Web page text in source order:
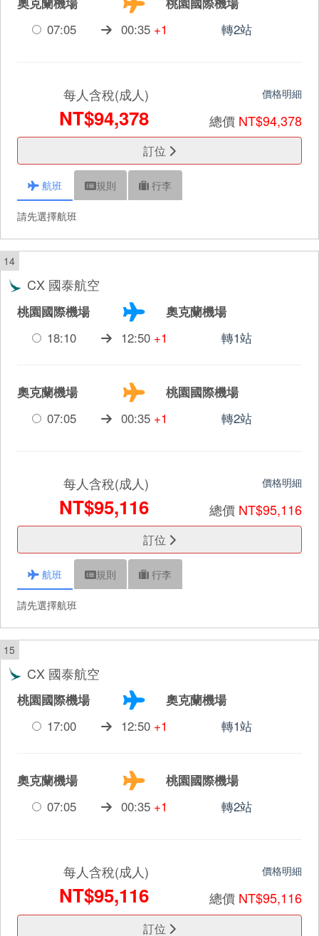
07:05
00:35 +1 轉2站
每人含稅(成人)
NT$94,378
價格明細
總價 NT$94,378
訂位
航班 規則 行李
請先選擇航班
14
CX 國泰航空
桃園國際機場
奧克蘭機場
18:10
12:50 +1 轉1站
奧克蘭機場
桃園國際機場
07:05
00:35 +1 轉2站
每人含稅(成人)
NT$95,116
價格明細
總價 NT$95,116
訂位
航班 規則 行李
請先選擇航班
15
CX 國泰航空
桃園國際機場
奧克蘭機場
17:00
12:50 +1 轉1站
奧克蘭機場
桃園國際機場
07:05
00:35 +1 轉2站
每人含稅(成人)
NT$95,116
價格明細
總價 NT$95,116
訂位